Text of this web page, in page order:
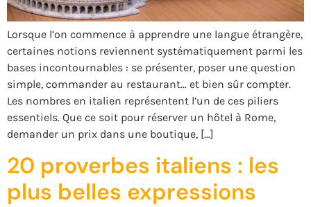
Lorsque l’on commence à apprendre une langue étrangère,
certaines notions reviennent systématiquement parmi les
bases incontournables : se présenter, poser une question
simple, commander au restaurant… et bien sûr compter.
Les nombres en italien représentent l’un de ces piliers
essentiels. Que ce soit pour réserver un hôtel à Rome,
demander un prix dans une boutique, […]
20 proverbes italiens : les
plus belles expressions